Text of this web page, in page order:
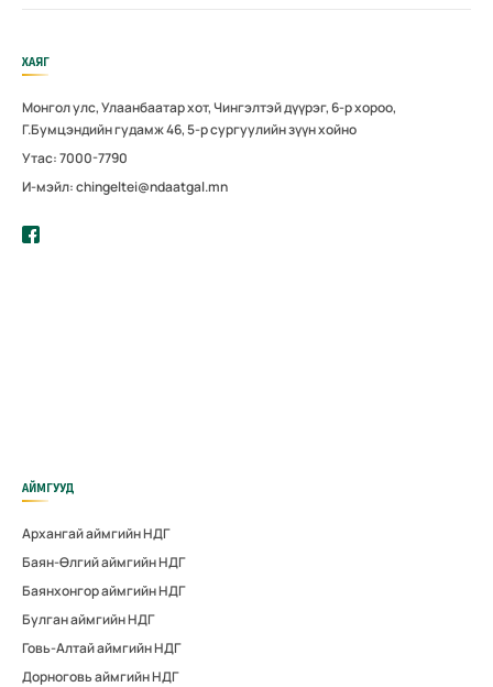
ХАЯГ
Монгол улс, Улаанбаатар хот, Чингэлтэй дүүрэг, 6-р хороо,
Г.Бумцэндийн гудамж 46, 5-р сургуулийн зүүн хойно
Утас: 7000-7790
И-мэйл: chingeltei@ndaatgal.mn
АЙМГУУД
Архангай аймгийн НДГ
Баян-Өлгий аймгийн НДГ
Баянхонгор аймгийн НДГ
Булган аймгийн НДГ
Говь-Алтай аймгийн НДГ
Дорноговь аймгийн НДГ